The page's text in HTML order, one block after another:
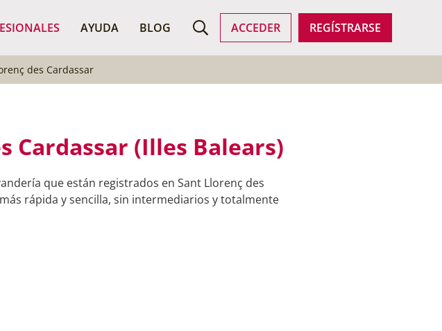
AYUDA BLOG ACCEDER REGÍSTRARSE
BUSCAR PROFESIONALES
des Cardassar
Cardassar (Illes Balears)
que están registrados en Sant Llorenç des
rápida y sencilla, sin intermediarios y totalmente